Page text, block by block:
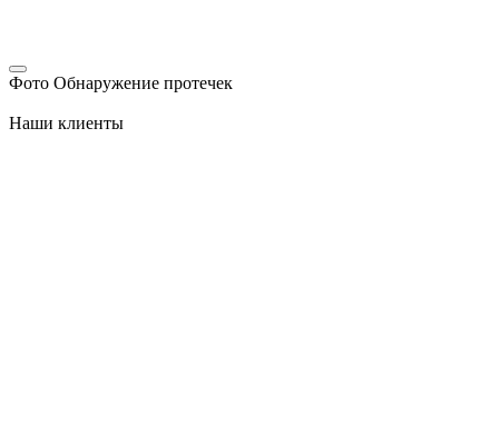
Фото Обнаружение протечек
Наши клиенты